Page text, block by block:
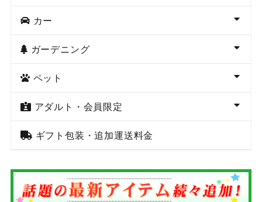
カー
ガーデニング
ペット
アダルト・会員限定
ギフト包装・追加運送料金